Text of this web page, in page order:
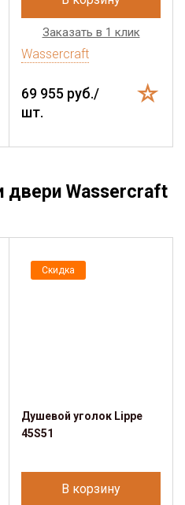
Заказать в 1 клик
Wassercraft
69 955 руб./
шт.
двери Wassercraft
Скидка
Душевой уголок Lippe
45S51
В корзину